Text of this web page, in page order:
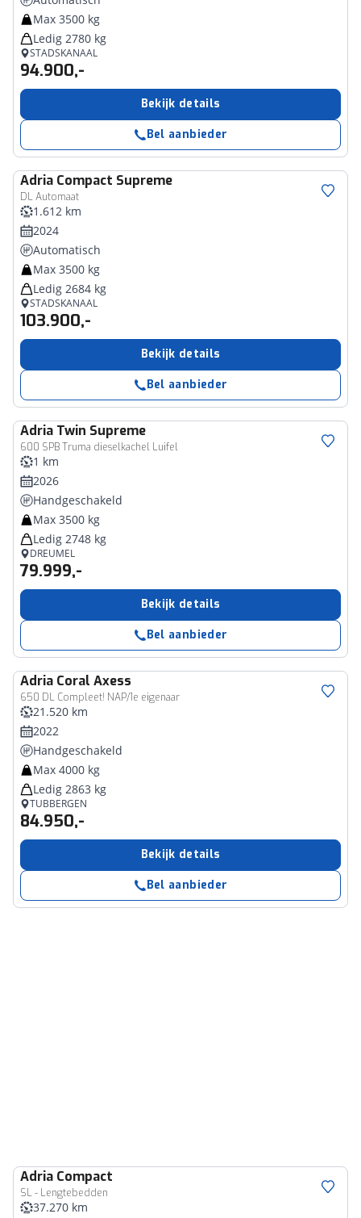
Max 3500 kg
Ledig 2780 kg
STADSKANAAL
94.900,-
Bekijk details
Bel aanbieder
Adria Compact Supreme
DL Automaat
1.612 km
2024
Automatisch
Max 3500 kg
Ledig 2684 kg
STADSKANAAL
103.900,-
Bekijk details
Bel aanbieder
Adria Twin Supreme
600 SPB Truma dieselkachel Luifel
1 km
2026
Handgeschakeld
Max 3500 kg
Ledig 2748 kg
DREUMEL
79.999,-
Bekijk details
Bel aanbieder
Adria Coral Axess
650 DL Compleet! NAP/1e eigenaar
21.520 km
2022
Handgeschakeld
Max 4000 kg
Ledig 2863 kg
TUBBERGEN
84.950,-
Bekijk details
Bel aanbieder
Adria Compact
SL - Lengtebedden
37.270 km